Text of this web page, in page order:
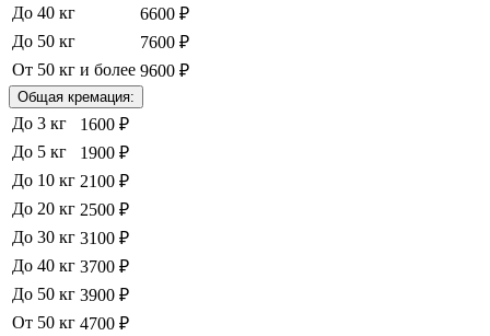
До 40 кг
6600 ₽
До 50 кг
7600 ₽
От 50 кг и более 9600 ₽
Общая кремация:
До 3 кг
1600 ₽
До 5 кг
1900 ₽
До 10 кг 2100 ₽
До 20 кг 2500 ₽
До 30 кг 3100 ₽
До 40 кг 3700 ₽
До 50 кг 3900 ₽
От 50 кг 4700 ₽